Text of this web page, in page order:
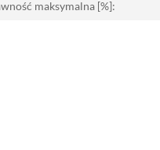
maksymalna [%]: